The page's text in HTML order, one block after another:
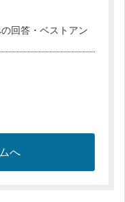
回答・ベストアン
へ